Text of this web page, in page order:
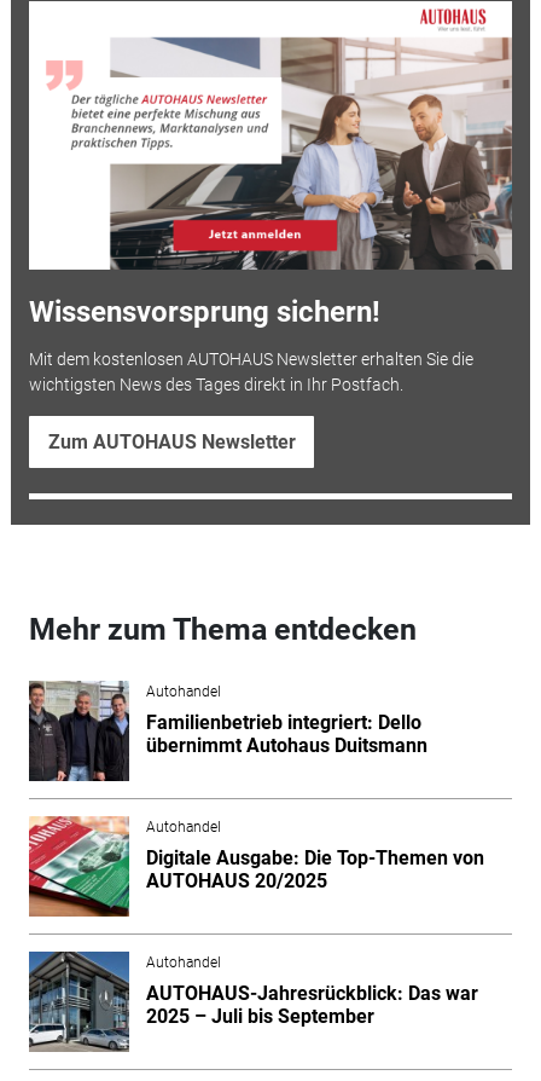
Wissensvorsprung sichern!
Mit dem kostenlosen AUTOHAUS Newsletter erhalten Sie die
wichtigsten News des Tages direkt in Ihr Postfach.
Zum AUTOHAUS Newsletter
Mehr zum Thema entdecken
Autohandel
Familienbetrieb integriert: Dello
übernimmt Autohaus Duitsmann
Autohandel
Digitale Ausgabe: Die Top-Themen von
AUTOHAUS 20/2025
Autohandel
AUTOHAUS-Jahresrückblick: Das war
2025 – Juli bis September